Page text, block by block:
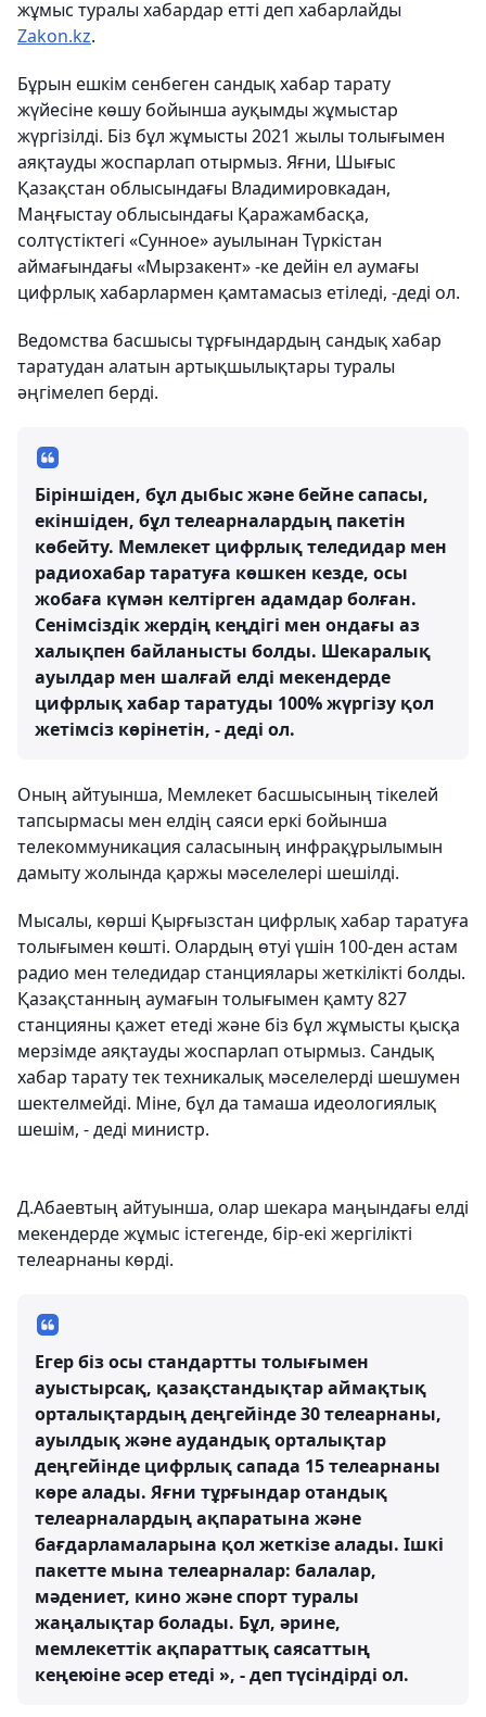
жұмыс туралы хабардар етті деп хабарлайды
Zakon.kz.
Бұрын ешкім сенбеген сандық хабар тарату
жүйесіне көшу бойынша ауқымды жұмыстар
жүргізілді. Біз бұл жұмысты 2021 жылы толығымен
аяқтауды жоспарлап отырмыз. Яғни, Шығыс
Қазақстан облысындағы Владимировкадан,
Маңғыстау облысындағы Қаражамбасқа,
солтүстіктегі «Сунное» ауылынан Түркістан
аймағындағы «Мырзакент» -ке дейін ел аумағы
цифрлық хабарлармен қамтамасыз етіледі, -деді ол.
Ведомства басшысы тұрғындардың сандық хабар
таратудан алатын артықшылықтары туралы
әңгімелеп берді.
Біріншіден, бұл дыбыс және бейне сапасы,
екіншіден, бұл телеарналардың пакетін
көбейту. Мемлекет цифрлық теледидар мен
радиохабар таратуға көшкен кезде, осы
жобаға күмән келтірген адамдар болған.
Сенімсіздік жердің кеңдігі мен ондағы аз
халықпен байланысты болды. Шекаралық
ауылдар мен шалғай елді мекендерде
цифрлық хабар таратуды 100% жүргізу қол
жетімсіз көрінетін, - деді ол.
Оның айтуынша, Мемлекет басшысының тікелей
тапсырмасы мен елдің саяси еркі бойынша
телекоммуникация саласының инфрақұрылымын
дамыту жолында қаржы мәселелері шешілді.
Мысалы, көрші Қырғызстан цифрлық хабар таратуға
толығымен көшті. Олардың өтуі үшін 100-ден астам
радио мен теледидар станциялары жеткілікті болды.
Қазақстанның аумағын толығымен қамту 827
станцияны қажет етеді және біз бұл жұмысты қысқа
мерзімде аяқтауды жоспарлап отырмыз. Сандық
хабар тарату тек техникалық мәселелерді шешумен
шектелмейді. Міне, бұл да тамаша идеологиялық
шешім, - деді министр.
Д.Абаевтың айтуынша, олар шекара маңындағы елді
мекендерде жұмыс істегенде, бір-екі жергілікті
телеарнаны көрді.
Егер біз осы стандартты толығымен
ауыстырсақ, қазақстандықтар аймақтық
орталықтардың деңгейінде 30 телеарнаны,
ауылдық және аудандық орталықтар
деңгейінде цифрлық сапада 15 телеарнаны
көре алады. Яғни тұрғындар отандық
телеарналардың ақпаратына және
бағдарламаларына қол жеткізе алады. Ішкі
пакетте мына телеарналар: балалар,
мәдениет, кино және спорт туралы
жаңалықтар болады. Бұл, әрине,
мемлекеттік ақпараттық саясаттың
кеңеюіне әсер етеді », - деп түсіндірді ол.